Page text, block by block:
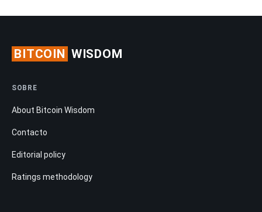
BITCOIN WISDOM
SOBRE
About Bitcoin Wisdom
Contacto
Editorial policy
Ratings methodology